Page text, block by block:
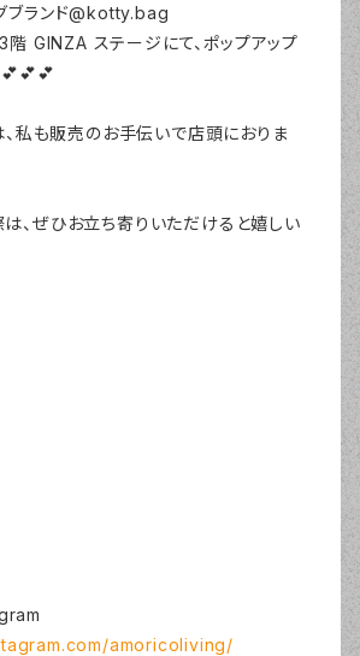
ブランド@kotty.bag
GINZA ステージにて、ポップアップ
私も販売のお手伝いで店頭におりま
、ぜひお立ち寄りいただけると嬉しい
amoricoliving/